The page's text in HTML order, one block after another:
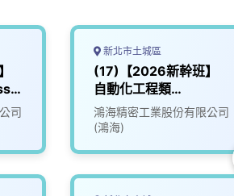
/
司
新北市土城區
(17)【2026新幹班】
自動化工程類
Automation
Engineering
鴻海精密工業股份有限公司
(鴻海)